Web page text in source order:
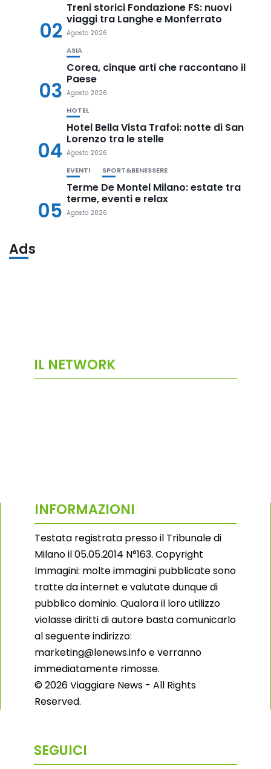
02
Treni storici Fondazione FS: nuovi
viaggi tra Langhe e Monferrato
Agosto 2026
03
ASIA
Corea, cinque arti che raccontano il
Paese
Agosto 2026
04
HOTEL
Hotel Bella Vista Trafoi: notte di San
Lorenzo tra le stelle
Agosto 2026
05
EVENTI SPORT&BENESSERE
Terme De Montel Milano: estate tra
terme, eventi e relax
Agosto 2026
Ads
IL NETWORK
INFORMAZIONI
Testata registrata presso il Tribunale di
Milano il 05.05.2014 N°163. Copyright
Immagini: molte immagini pubblicate sono
tratte da internet e valutate dunque di
pubblico dominio. Qualora il loro utilizzo
violasse diritti di autore basta comunicarlo
al seguente indirizzo:
marketing@lenews.info e verranno
immediatamente rimosse.
© 2026 Viaggiare News - All Rights
Reserved.
SEGUICI